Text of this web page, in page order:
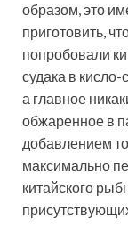
образом, это
приготовить,
попробовали
судака в
а главное
обжаренное в
добавлением
максимально
китайского